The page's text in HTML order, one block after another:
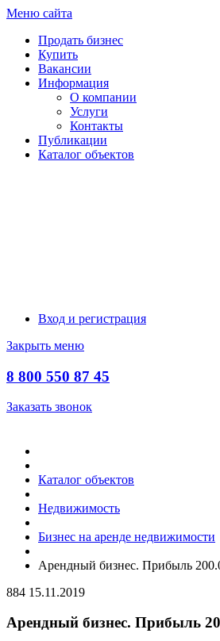
Меню сайта
Продать бизнес
Купить
Вакансии
Информация
О компании
Услуги
Контакты
Публикации
Каталог объектов
Вход и регистрация
Закрыть меню
8 800 550 87 45
Заказать звонок
Каталог объектов
Недвижимость
Бизнес на аренде недвижимости
Арендный бизнес. Прибыль
884 15.11.2019
Арендный бизнес. Прибыль